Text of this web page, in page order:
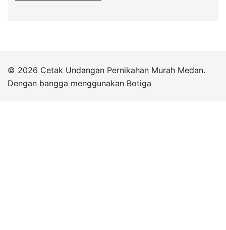
© 2026 Cetak Undangan Pernikahan Murah Medan.
Dengan bangga menggunakan Botiga